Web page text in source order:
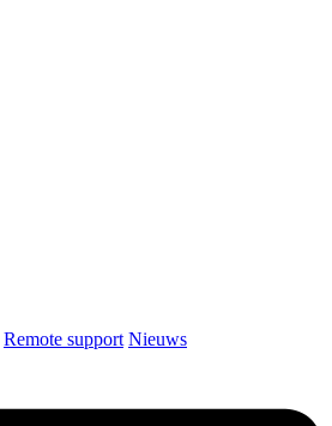
Remote support Nieuws